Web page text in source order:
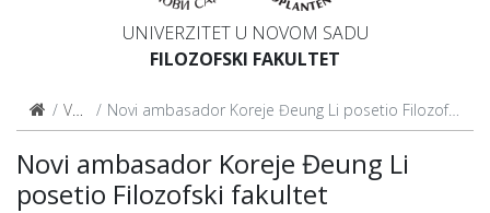
UNIVERZITET U NOVOM SADU
FILOZOFSKI FAKULTET
Vesti Novi ambasador Koreje Đeung Li posetio Filozofski fakultet
Novi ambasador Koreje Đeung Li
posetio Filozofski fakultet